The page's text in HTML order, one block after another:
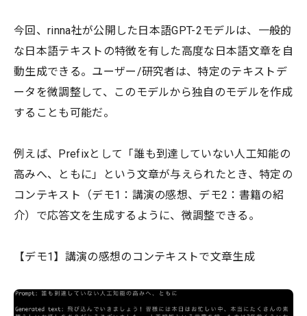
今回、rinna社が公開した日本語GPT-2モデルは、一般的
な日本語テキストの特徴を有した高度な日本語文章を自
動生成できる。ユーザー/研究者は、特定のテキストデ
ータを微調整して、このモデルから独自のモデルを作成
することも可能だ。
例えば、Prefixとして「誰も到達していない人工知能の
高みへ、ともに」という文章が与えられたとき、特定の
コンテキスト（デモ1：講演の感想、デモ2：書籍の紹
介）で応答文を生成するように、微調整できる。
【デモ1】講演の感想のコンテキストで文章生成